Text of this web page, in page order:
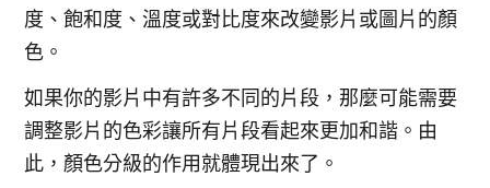
度、飽和度、溫度或對比度來改變影片或圖片的顏
色。
如果你的影片中有許多不同的片段，那麼可能需要
調整影片的色彩讓所有片段看起來更加和諧。由
此，顏色分級的作用就體現出來了。